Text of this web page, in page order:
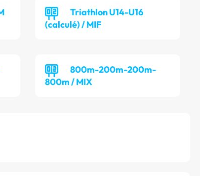
Triathlon U14-U16
(calculé) / MIF
800m-200m-200m-
800m / MIX